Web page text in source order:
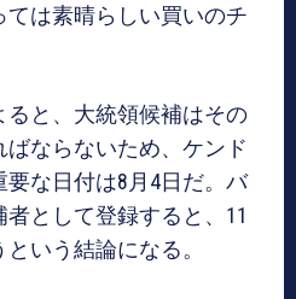
ては素晴らしい買いのチ
と、大統領候補はその
ならないため、ケンド
要な日付は8月4日だ。バ
として登録すると、11
いう結論になる。